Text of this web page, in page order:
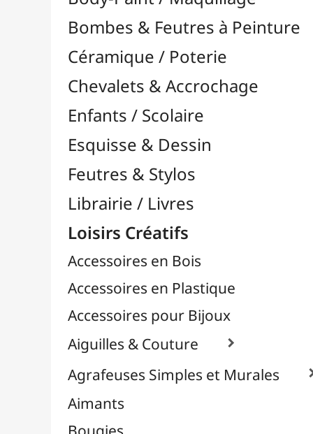
Feutres & Stylos
Librairie / Livres
Loisirs Créatifs
Accessoires en Bois
Accessoires en Plastique
Accessoires pour Bijoux
Aiguilles & Couture

Agrafeuses Simples et Murales 
Aimants
Bougies
Boutons & Button Press
Clous / Pointes / Épingles
Coloriage
Crochets de Tricot
Divers
Effets Oxydation / Rouille
Emporte-Pièces & Perforatrices
Feuilles Métallisées & Foils
Feutrines & Caoutchouc Mousse
Fibres & Raphia
Fil Nylon & Elastiques